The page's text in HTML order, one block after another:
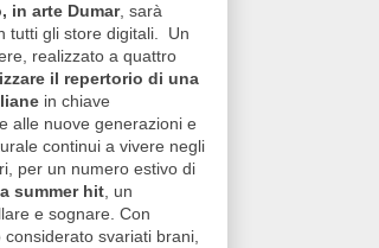
in arte Dumar, sarà
tutti gli store digitali. Un
realizzato a quattro
il repertorio di una
in chiave
alle nuove generazioni e
continui a vivere negli
per un numero estivo di
summer hit, un
e sognare. Con
svariati brani,